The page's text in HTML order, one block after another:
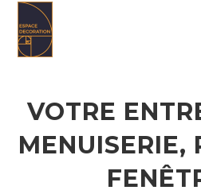
content
VOTRE
MENUISERIE,